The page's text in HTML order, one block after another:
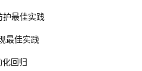
护最佳实践
最佳实践
回归